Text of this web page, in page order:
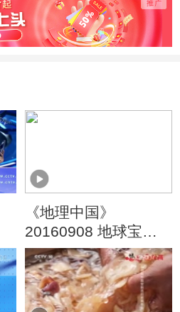
《地理中国》
20160908 地球宝藏·
西域白山